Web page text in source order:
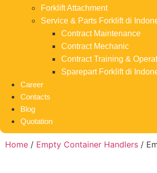
Forklift Attachment
Service & Parts Forklift di
Contract Maintenance
Contract Mechanic
Contract Training &
Sparepart Forklift di
Career
Contacts
Blog
Quotation
Home / Empty Container Handlers /